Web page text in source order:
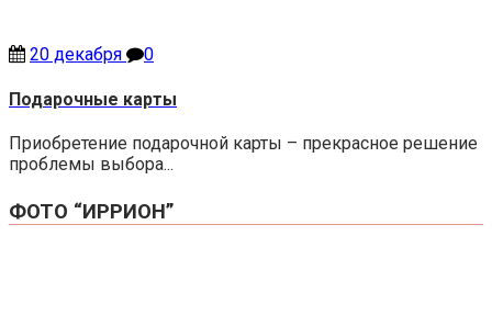
20 декабря 0
Подарочные карты
Приобретение подарочной карты – прекрасное решение
проблемы выбора...
ФОТО “ИРРИОН”